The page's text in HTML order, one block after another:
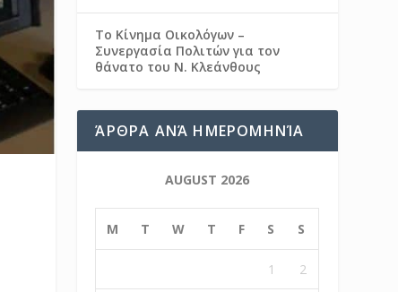
Το Κίνημα Οικολόγων –
Συνεργασία Πολιτών για τον
θάνατο του Ν. Κλεάνθους
ΆΡΘΡΑ ΑΝΆ ΗΜΕΡΟΜΗΝΊΑ
AUGUST 2026
M T W T F S S
1 2